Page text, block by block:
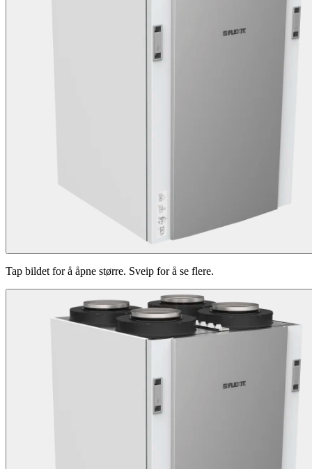
Tap bildet for å åpne større. Sveip for å se flere.